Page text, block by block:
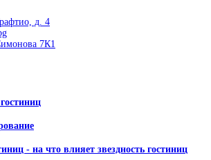
д. 4
7К1
- на что влияет звездность гостиниц